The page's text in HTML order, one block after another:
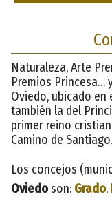
Naturaleza, Arte
Premios Princesa…
Oviedo, ubicado en
también la del
primer reino
Camino de Santiago.
Los concejos
Oviedoson: Grado,